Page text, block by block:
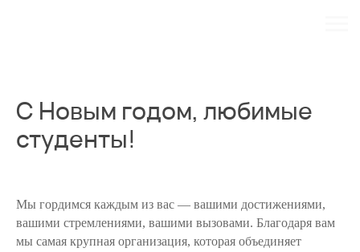
С Новым годом, любимые
студенты!
Мы гордимся каждым из вас — вашими достижениями,
вашими стремлениями, вашими вызовами. Благодаря вам
мы самая крупная организация, которая объединяет